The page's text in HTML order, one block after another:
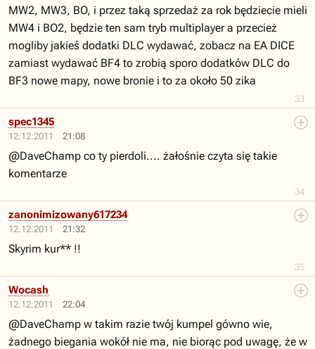
33
MW2, MW3, BO, i przez taką sprzedaż za rok będziecie mieli
MW4 i BO2, będzie ten sam tryb multiplayer a przecież
mogliby jakieś dodatki DLC wydawać, zobacz na EA DICE
zamiast wydawać BF4 to zrobią sporo dodatków DLC do
BF3 nowe mapy, nowe bronie i to za około 50 zika
12.12.2011 21:08
34
spec1345
@DaveChamp co ty pierdoli.... żałośnie czyta się takie
komentarze
12.12.2011 21:32
35
zanonimizowany617234
Skyrim kur** !!
12.12.2011 22:04
Wocash
@DaveChamp w takim razie twój kumpel gówno wie,
żadnego biegania wokół nie ma, nie biorąc pod uwagę, że w